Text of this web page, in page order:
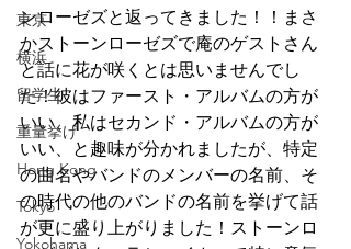
東京
横浜
留学生
重量挙げ
Hong Kong
Tokyo
Yokohama
ンローゼズと返ってきました！！まさ
かストーンローゼズで庵のゲストさん
と話に花が咲くとは思いませんでし
た！彼はファースト・アルバムの方が
いい、私はセカンド・アルバムの方が
いい、と趣味が分かれましたが、特定
の曲名やバンドのメンバーの名前、そ
の時代の他のバンドの名前を挙げて話
が更に盛り上がりました！ストーンロ